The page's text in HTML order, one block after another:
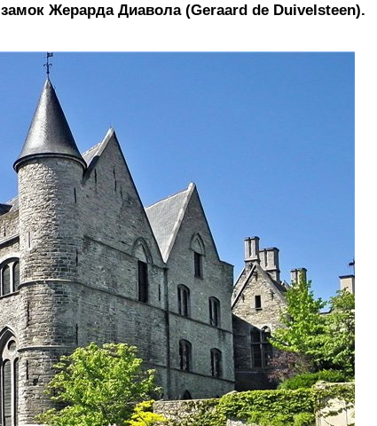
замок Жерарда Диавола (Geraard de Duivelsteen).